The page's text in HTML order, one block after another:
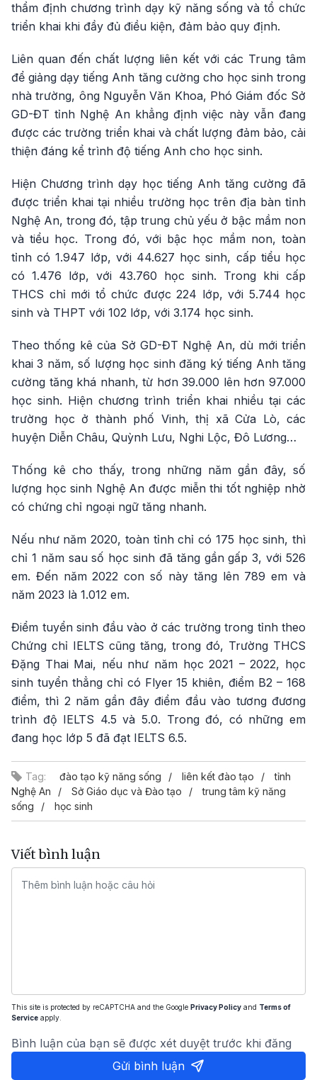
thẩm định chương trình dạy kỹ năng sống và tổ chức
triển khai khi đầy đủ điều kiện, đảm bảo quy định.
Liên quan đến chất lượng liên kết với các Trung tâm
để giảng dạy tiếng Anh tăng cường cho học sinh trong
nhà trường, ông Nguyễn Văn Khoa, Phó Giám đốc Sở
GD-ĐT tỉnh Nghệ An khẳng định việc này vẫn đang
được các trường triển khai và chất lượng đảm bảo, cải
thiện đáng kể trình độ tiếng Anh cho học sinh.
Hiện Chương trình dạy học tiếng Anh tăng cường đã
được triển khai tại nhiều trường học trên địa bàn tỉnh
Nghệ An, trong đó, tập trung chủ yếu ở bậc mầm non
và tiểu học. Trong đó, với bậc học mầm non, toàn
tỉnh có 1.947 lớp, với 44.627 học sinh, cấp tiểu học
có 1.476 lớp, với 43.760 học sinh. Trong khi cấp
THCS chỉ mới tổ chức được 224 lớp, với 5.744 học
sinh và THPT với 102 lớp, với 3.174 học sinh.
Theo thống kê của Sở GD-ĐT Nghệ An, dù mới triển
khai 3 năm, số lượng học sinh đăng ký tiếng Anh tăng
cường tăng khá nhanh, từ hơn 39.000 lên hơn 97.000
học sinh. Hiện chương trình triển khai nhiều tại các
trường học ở thành phố Vinh, thị xã Cửa Lò, các
huyện Diễn Châu, Quỳnh Lưu, Nghi Lộc, Đô Lương…
Thống kê cho thấy, trong những năm gần đây, số
lượng học sinh Nghệ An được miễn thi tốt nghiệp nhờ
có chứng chỉ ngoại ngữ tăng nhanh.
Nếu như năm 2020, toàn tỉnh chỉ có 175 học sinh, thì
chỉ 1 năm sau số học sinh đã tăng gần gấp 3, với 526
em. Đến năm 2022 con số này tăng lên 789 em và
năm 2023 là 1.012 em.
Điểm tuyển sinh đầu vào ở các trường trong tỉnh theo
Chứng chỉ IELTS cũng tăng, trong đó, Trường THCS
Đặng Thai Mai, nếu như năm học 2021 – 2022, học
sinh tuyển thẳng chỉ có Flyer 15 khiên, điểm B2 – 168
điểm, thì 2 năm gần đây điểm đầu vào tương đương
trình độ IELTS 4.5 và 5.0. Trong đó, có những em
đang học lớp 5 đã đạt IELTS 6.5.
Tag: đào tạo kỹ năng sống liên kết đào tạo
tỉnh
Nghệ An
Sở Giáo dục và Đào tạo
trung tâm kỹ năng
sống
học sinh
Viết bình luận
This site is protected by reCAPTCHA and the Google Privacy Policy and Terms of
Service apply.
Bình luận của bạn sẽ được xét duyệt trước khi đăng
Gửi bình luận